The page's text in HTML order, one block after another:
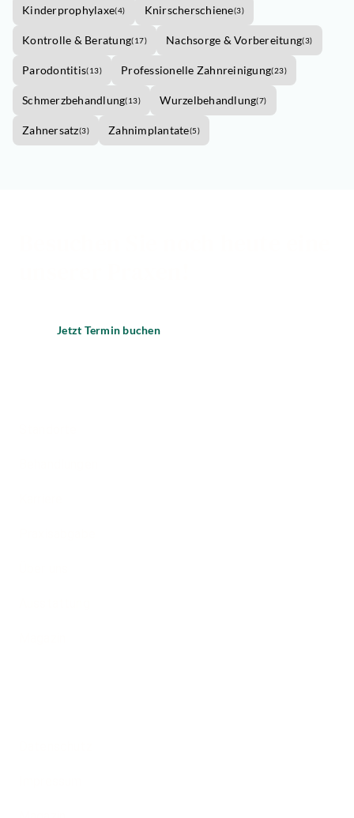
Kinderprophylaxe(4) Knirscherschiene(3)
Kontrolle & Beratung(17) Nachsorge & Vorbereitung(3)
Parodontitis(13) Professionelle Zahnreinigung(23)
Schmerzbehandlung(13) Wurzelbehandlung(7)
Zahnersatz(3) Zahnimplantate(5)
Jetzt Termin buchen